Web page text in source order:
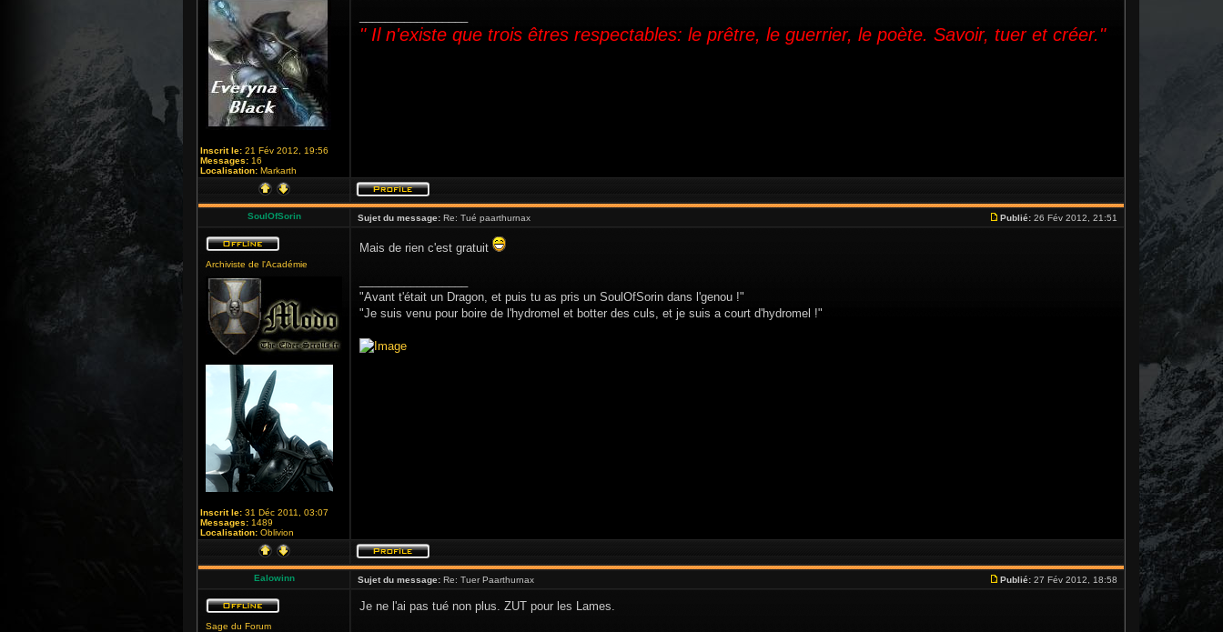
Inscrit le: 21 Fév 2012, 19:56
Messages: 16
Localisation: Markarth
" Il n'existe que trois êtres respectables: le prêtre, le guerrier, le poète. Savoir, tuer et créer."
SoulOfSorin Sujet du message: Re: Tué paarthurnax Publié: 26 Fév 2012, 21:51
Archiviste de l'Académie
Inscrit le: 31 Déc 2011, 03:07
Messages: 1489
Localisation: Oblivion
Mais de rien c'est gratuit
"Avant t'était un Dragon, et puis tu as pris un SoulOfSorin dans l'genou !"
"Je suis venu pour boire de l'hydromel et botter des culs, et je suis a court d'hydromel !"
Ealowinn Sujet du message: Re: Tuer Paarthurnax Publié: 27 Fév 2012, 18:58
Sage du Forum
Je ne l'ai pas tué non plus. ZUT pour les Lames.